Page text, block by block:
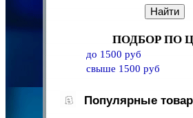
ПОДБОР ПО
до 1500 руб
свыше 1500 руб
Популярные